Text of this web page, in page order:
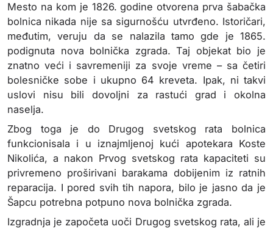
Mesto na kom je 1826. godine otvorena prva šabačka
bolnica nikada nije sa sigurnošću utvrđeno. Istoričari,
međutim, veruju da se nalazila tamo gde je 1865.
podignuta nova bolnička zgrada. Taj objekat bio je
znatno veći i savremeniji za svoje vreme – sa četiri
bolesničke sobe i ukupno 64 kreveta. Ipak, ni takvi
uslovi nisu bili dovoljni za rastući grad i okolna
naselja.
Zbog toga je do Drugog svetskog rata bolnica
funkcionisala i u iznajmljenoj kući apotekara Koste
Nikolića, a nakon Prvog svetskog rata kapaciteti su
privremeno proširivani barakama dobijenim iz ratnih
reparacija. I pored svih tih napora, bilo je jasno da je
Šapcu potrebna potpuno nova bolnička zgrada.
Izgradnja je započeta uoči Drugog svetskog rata, ali je